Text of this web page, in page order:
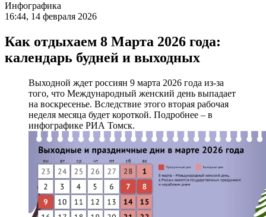
Инфографика
16:44, 14 февраля 2026
Как отдыхаем 8 Марта 2026 года:
календарь будней и выходных
Выходной ждет россиян 9 марта 2026 года из-за
того, что Международный женский день выпадает
на воскресенье. Вследствие этого вторая рабочая
неделя месяца будет короткой. Подробнее – в
инфографике РИА Томск.